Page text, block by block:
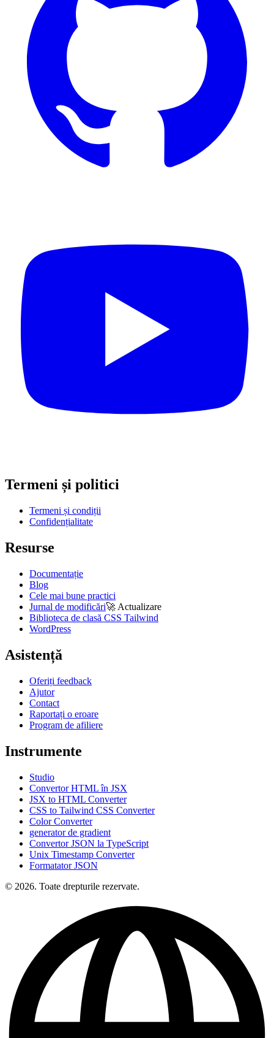
Termeni și politici
Termeni și condiții
Confidențialitate
Resurse
Documentație
Blog
Cele mai bune practici
Jurnal de modificări🚀 Actualizare
Biblioteca de clasă CSS Tailwind
WordPress
Asistență
Oferiți feedback
Ajutor
Contact
Raportați o eroare
Program de afiliere
Instrumente
Studio
Convertor HTML în JSX
JSX to HTML Converter
CSS to Tailwind CSS Converter
Color Converter
generator de gradient
Convertor JSON la TypeScript
Unix Timestamp Converter
Formatator JSON
© 2026. Toate drepturile rezervate.